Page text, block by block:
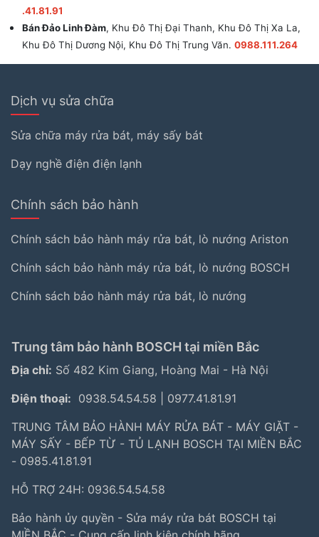
.41.81.91
Bán Đảo Linh Đàm, Khu Đô Thị Đại Thanh, Khu Đô Thị Xa La,
Khu Đô Thị Dương Nội, Khu Đô Thị Trung Văn. 0988.111.264
Dịch vụ sửa chữa
Sửa chữa máy rửa bát, máy sấy bát
Dạy nghề điện điện lạnh
Chính sách bảo hành
Chính sách bảo hành máy rửa bát, lò nướng Ariston
Chính sách bảo hành máy rửa bát, lò nướng BOSCH
Chính sách bảo hành máy rửa bát, lò nướng
Trung tâm bảo hành BOSCH tại miền Bắc
Địa chỉ: Số 482 Kim Giang, Hoàng Mai - Hà Nội
Điện thoại: 0938.54.54.58
0977.41.81.91
TRUNG TÂM BẢO HÀNH MÁY RỬA BÁT - MÁY GIẶT -
MÁY SẤY - BẾP TỪ - TỦ LẠNH BOSCH TẠI MIỀN BẮC
- 0985.41.81.91
HỖ TRỢ 24H: 0936.54.54.58
Bảo hành ủy quyền - Sửa máy rửa bát BOSCH tại